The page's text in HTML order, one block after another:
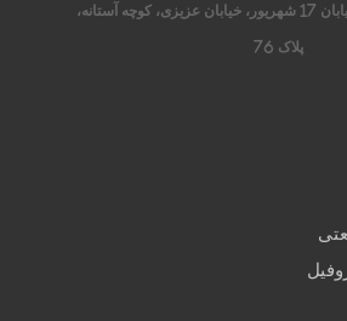
تهران، شادآباد، خیابان 17 شهریور، خیابان عزیزی، کوچه آستانه،
پلاک 76